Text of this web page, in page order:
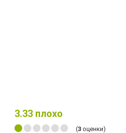
3.33 плохо
(3 оценки)